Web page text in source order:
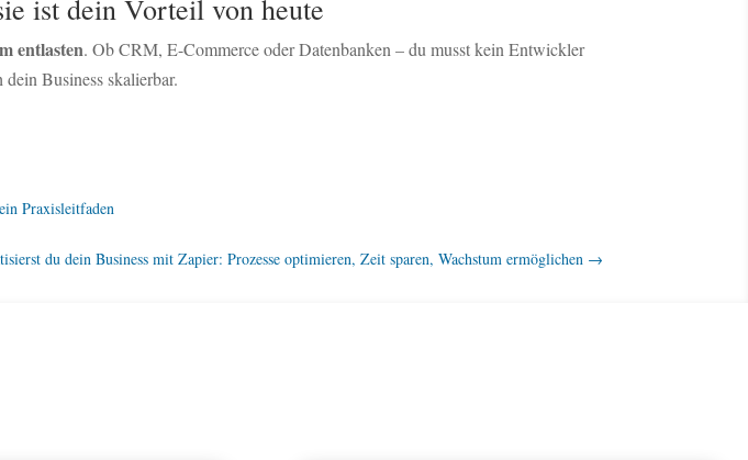
ist dein Vorteil von heute
entlasten. Ob CRM, E-Commerce oder Datenbanken – du musst kein Entwickler
Business skalierbar.
Praxisleitfaden
du dein Business mit Zapier: Prozesse optimieren, Zeit sparen, Wachstum ermöglichen →